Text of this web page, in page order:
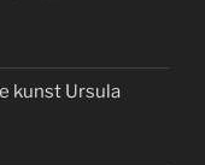
kunst Ursula